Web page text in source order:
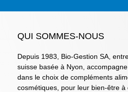
QUI SOMMES-NOUS
Depuis 1983, Bio-Gestion SA,
suisse basée à Nyon,
dans le choix de compléments
cosmétiques, pour leur bien-être à